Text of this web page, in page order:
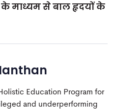
के माध्यम से बाल हृदयों के
Education Program for
and underperforming